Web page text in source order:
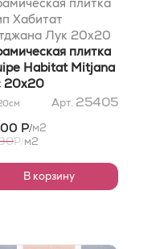
Хабитат
Лук 20x20
плитка
Habitat Mitjana
20x20
см Арт. 25405
Р/м2
Р/м2
В корзину